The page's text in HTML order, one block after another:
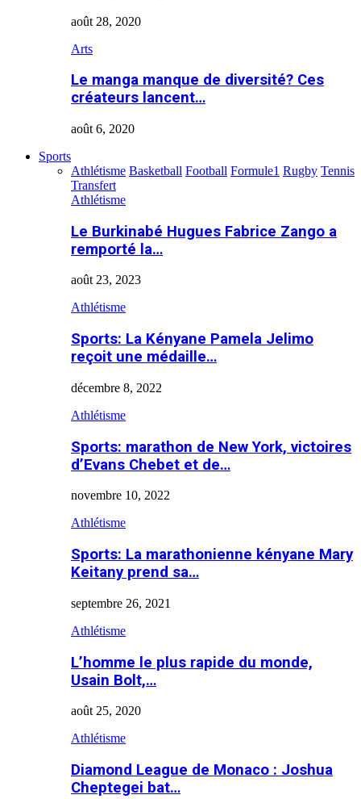
août 28, 2020
Arts
Le manga manque de diversité? Ces
créateurs lancent…
août 6, 2020
Sports
Athlétisme Basketball Football Formule1 Rugby Tennis
Transfert
Athlétisme
Le Burkinabé Hugues Fabrice Zango a
remporté la…
août 23, 2023
Athlétisme
Sports: La Kényane Pamela Jelimo
reçoit une médaille…
décembre 8, 2022
Athlétisme
Sports: marathon de New York, victoires
d’Evans Chebet et de…
novembre 10, 2022
Athlétisme
Sports: La marathonienne kényane Mary
Keitany prend sa…
septembre 26, 2021
Athlétisme
L’homme le plus rapide du monde,
Usain Bolt,…
août 25, 2020
Athlétisme
Diamond League de Monaco : Joshua
Cheptegei bat…